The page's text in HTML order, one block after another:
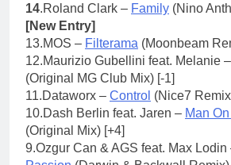
14.Roland Clark – Family (Nino
[New Entry]
13.MOS – Filterama (Moonbeam
12.Maurizio Gubellini feat. Melanie –
(Original MG Club Mix) [-1]
11.Dataworx – Control (Nice7
10.Dash Berlin feat. Jaren – Man
(Original Mix) [+4]
9.Ozgur Can & AGS feat. Max Lodin